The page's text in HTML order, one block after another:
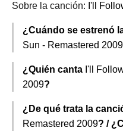
Sobre la canción: I'll
¿Cuándo se estrenó
Sun - Remastered 2009
¿Quién canta I'll
2009?
¿De qué trata la
Remastered 2009? /